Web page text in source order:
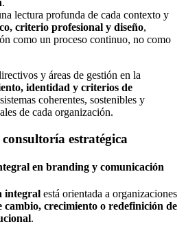
.
lectura profunda de cada contexto y
criterio profesional y diseño,
como un proceso continuo, no como
y áreas de gestión en la
identidad y criterios de
coherentes, sostenibles y
de cada organización.
estratégica
en branding y comunicación
integral está orientada a organizaciones
cambio, crecimiento o redefinición de
.